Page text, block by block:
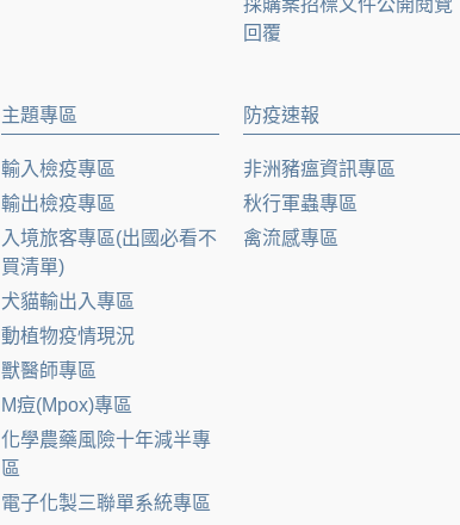
採購案招標文件公開閱覽
回覆
主題專區
輸入檢疫專區
輸出檢疫專區
入境旅客專區(出國必看不
買清單)
犬貓輸出入專區
動植物疫情現況
獸醫師專區
M痘(Mpox)專區
化學農藥風險十年減半專
區
電子化製三聯單系統專區
防疫速報
非洲豬瘟資訊專區
秋行軍蟲專區
禽流感專區